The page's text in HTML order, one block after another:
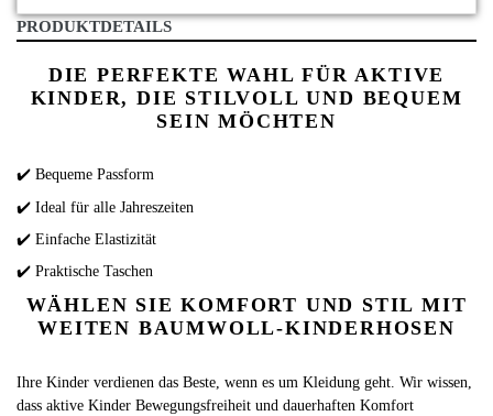
PRODUKTDETAILS
DIE PERFEKTE WAHL FÜR AKTIVE
KINDER, DIE STILVOLL UND BEQUEM
SEIN MÖCHTEN
✔️ Bequeme Passform
✔️ Ideal für alle Jahreszeiten
✔️ Einfache Elastizität
✔️ Praktische Taschen
WÄHLEN SIE KOMFORT UND STIL MIT
WEITEN BAUMWOLL-KINDERHOSEN
Ihre Kinder verdienen das Beste, wenn es um Kleidung geht. Wir wissen,
dass aktive Kinder Bewegungsfreiheit und dauerhaften Komfort